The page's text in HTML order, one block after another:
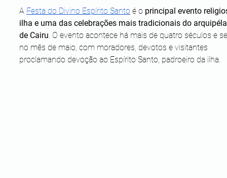
A Festa do Divino Espírito Santo é o principal evento
ilha e uma das celebrações mais tradicionais do
de Cairu . O evento acontece há mais de quatro séculos e
no mês de maio, com moradores, devotos e visitantes
proclamando devoção ao Espírito Santo, padroeiro da ilha.